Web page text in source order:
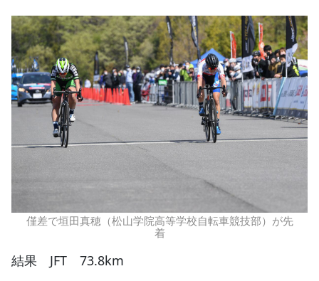
僅差で垣田真穂（松山学院高等学校自転車競技部）が先
着
結果 JFT 73.8km